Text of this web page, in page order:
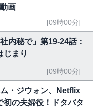
画
[09時00分]
内秘で」第19-24話：
じまり
[09時00分]
・ジウォン、Netflix
初の夫婦役！ドタバタ